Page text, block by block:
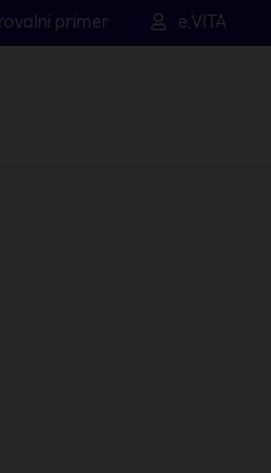
primer e.VITA